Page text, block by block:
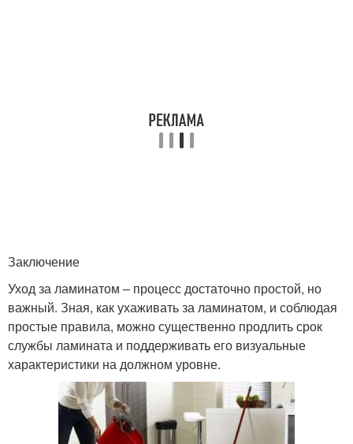
Заключение
Уход за ламинатом – процесс достаточно простой, но
важный. Зная, как ухаживать за ламинатом, и соблюдая
простые правила, можно существенно продлить срок
службы ламината и поддерживать его визуальные
характеристики на должном уровне.